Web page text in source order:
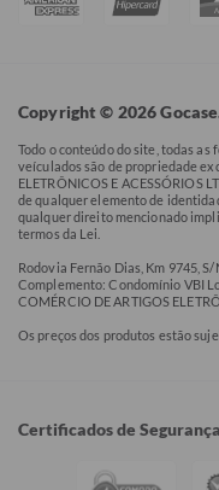
Copyright © 2026
Todo o conteúdo do site, todas as
veículados são de propriedade
ELETRÔNICOS E ACESSÓRIOS
de qualquer elemento de
qualquer direito mencionado
termos da Lei.
Rodovia Fernão Dias, Km 9745,
Complemento: Condomínio VBI
COMÉRCIO DE ARTIGOS
Os preços dos produtos estão
Certificados de Segurança